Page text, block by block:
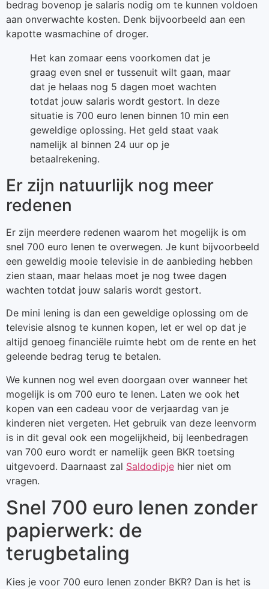
bedrag bovenop je salaris nodig om te kunnen voldoen
aan onverwachte kosten. Denk bijvoorbeeld aan een
kapotte wasmachine of droger.
Het kan zomaar eens voorkomen dat je
graag even snel er tussenuit wilt gaan, maar
dat je helaas nog 5 dagen moet wachten
totdat jouw salaris wordt gestort. In deze
situatie is 700 euro lenen binnen 10 min een
geweldige oplossing. Het geld staat vaak
namelijk al binnen 24 uur op je
betaalrekening.
Er zijn natuurlijk nog meer
redenen
Er zijn meerdere redenen waarom het mogelijk is om
snel 700 euro lenen te overwegen. Je kunt bijvoorbeeld
een geweldig mooie televisie in de aanbieding hebben
zien staan, maar helaas moet je nog twee dagen
wachten totdat jouw salaris wordt gestort.
De mini lening is dan een geweldige oplossing om de
televisie alsnog te kunnen kopen, let er wel op dat je
altijd genoeg financiële ruimte hebt om de rente en het
geleende bedrag terug te betalen.
We kunnen nog wel even doorgaan over wanneer het
mogelijk is om 700 euro te lenen. Laten we ook het
kopen van een cadeau voor de verjaardag van je
kinderen niet vergeten. Het gebruik van deze leenvorm
is in dit geval ook een mogelijkheid, bij leenbedragen
van 700 euro wordt er namelijk geen BKR toetsing
uitgevoerd. Daarnaast zal Saldodipje hier niet om
vragen.
Snel 700 euro lenen zonder
papierwerk: de
terugbetaling
Kies je voor 700 euro lenen zonder BKR? Dan is het is